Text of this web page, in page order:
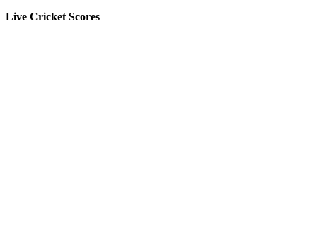
Live Cricket Scores